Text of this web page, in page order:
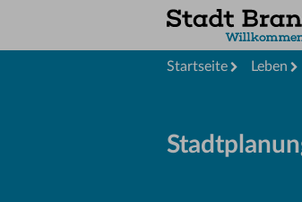
Startseite Leben